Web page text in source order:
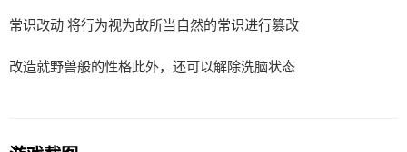
常识改动 将行为视为故所当自然的常识进行篡改
改造就野兽般的性格此外，还可以解除洗脑状态